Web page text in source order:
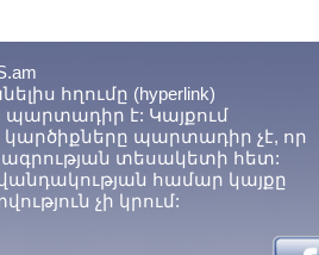
հղումը (hyperlink)
պարտադիր է: Կայքում
պարտադիր չէ, որ
տեսակետի հետ:
համար կայքը
չի կրում: